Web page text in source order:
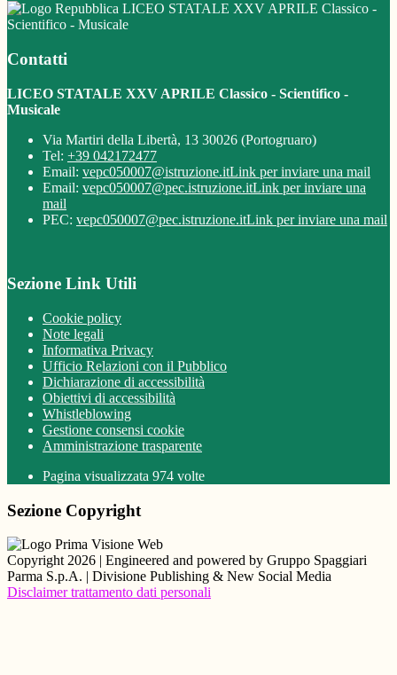
LICEO STATALE XXV APRILE Classico -
Scientifico - Musicale
Contatti
LICEO STATALE XXV APRILE Classico - Scientifico -
Musicale
Via Martiri della Libertà, 13 30026 (Portogruaro)
Tel: +39 042172477
Email: vepc050007@istruzione.itLink per inviare una mail
Email: vepc050007@pec.istruzione.itLink per inviare una
mail
PEC: vepc050007@pec.istruzione.itLink per inviare una mail
Sezione Link Utili
Cookie policy
Note legali
Informativa Privacy
Ufficio Relazioni con il Pubblico
Dichiarazione di accessibilità
Obiettivi di accessibilità
Whistleblowing
Gestione consensi cookie
Amministrazione trasparente
Pagina visualizzata 974 volte
Sezione Copyright
Copyright 2026 | Engineered and powered by Gruppo Spaggiari
Parma S.p.A. | Divisione Publishing & New Social Media
Disclaimer trattamento dati personali